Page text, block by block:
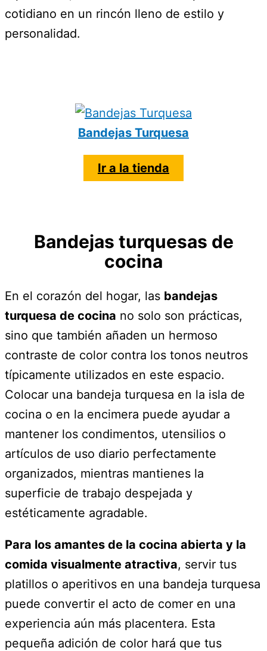
cotidiano en un rincón lleno de estilo y
personalidad.
Bandejas Turquesa
Ir a la tienda
Bandejas turquesas de
cocina
En el corazón del hogar, las bandejas
turquesa de cocina no solo son prácticas,
sino que también añaden un hermoso
contraste de color contra los tonos neutros
típicamente utilizados en este espacio.
Colocar una bandeja turquesa en la isla de
cocina o en la encimera puede ayudar a
mantener los condimentos, utensilios o
artículos de uso diario perfectamente
organizados, mientras mantienes la
superficie de trabajo despejada y
estéticamente agradable.
Para los amantes de la cocina abierta y la
comida visualmente atractiva, servir tus
platillos o aperitivos en una bandeja turquesa
puede convertir el acto de comer en una
experiencia aún más placentera. Esta
pequeña adición de color hará que tus